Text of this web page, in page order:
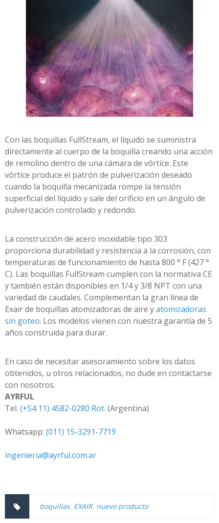
Con las boquillas FullStream, el líquido se suministra
directamente al cuerpo de la boquilla creando una acción
de remolino dentro de una cámara de vórtice. Este
vórtice produce el patrón de pulverización deseado
cuando la boquilla mecanizada rompe la tensión
superficial del líquido y sale del orificio en un ángulo de
pulverización controlado y redondo.
La construcción de acero inoxidable tipo 303
proporciona durabilidad y resistencia a la corrosión, con
temperaturas de funcionamiento de hasta 800 ° F (427 °
C). Las boquillas FullStream cumplen con la normativa CE
y también están disponibles en 1/4 y 3/8 NPT con una
variedad de caudales. Complementan la gran línea de
Exair de boquillas atomizadoras de aire yatomizadoras
sin goteo. Los modelos vienen con nuestra garantía de 5
años construida para durar.
En caso de necesitar asesoramiento sobre los datos
obtenidos, u otros relacionados, no dude en contactarse
con nosotros.
AYRFUL
Tel. (+54 11) 4582-0280 Rot. (Argentina)
Whatsapp: (011) 15-3291-7719
ingenieria@ayrful.com.ar
boquillas, EXAIR, nuevo producto